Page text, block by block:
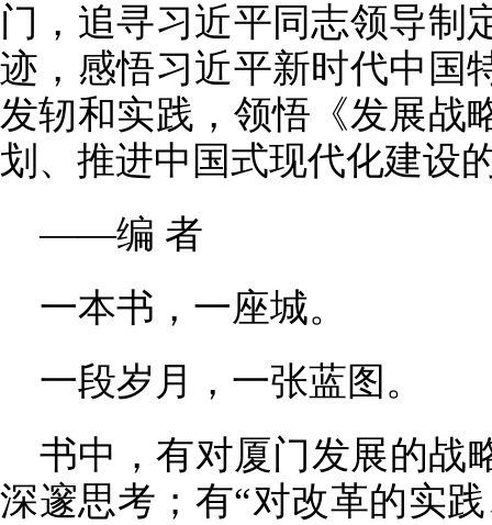
门，追寻习近平同志领导制
迹，感悟习近平新时代中国
发轫和实践，领悟《发展战
划、推进中国式现代化建设
——编 者
一本书，一座城。
一段岁月，一张蓝图。
书中，有对厦门发展的战
深邃思考；有“对改革的实